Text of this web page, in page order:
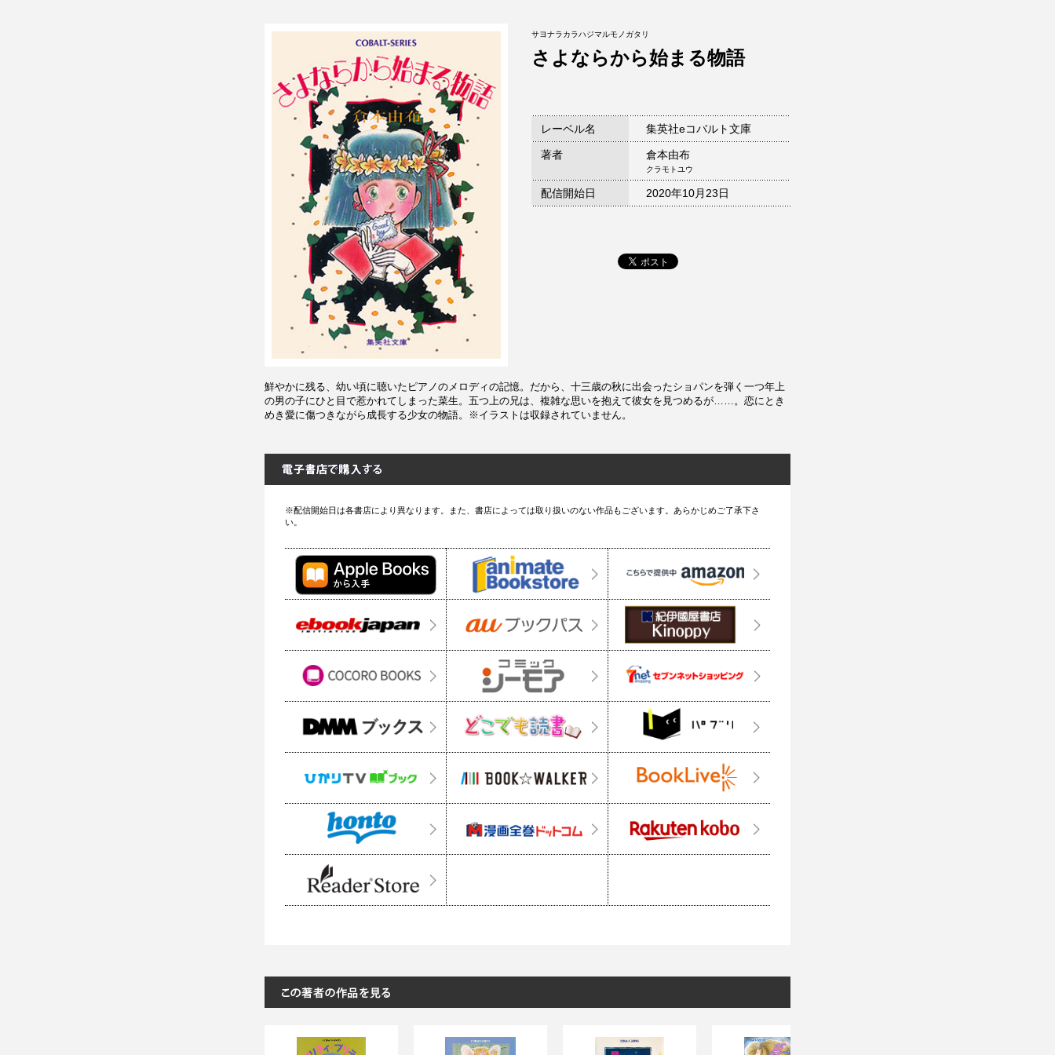
サヨナラカラハジマルモノガタリ
さよならから始まる物語
レーベル名 集英社eコバルト文庫
著者 倉本由布
クラモトユウ
配信開始日 2020年10月23日
鮮やかに残る、幼い頃に聴いたピアノのメロディの記憶。だから、十三歳の秋に出会ったショパンを弾く一つ年上
の男の子にひと目で惹かれてしまった菜生。五つ上の兄は、複雑な思いを抱えて彼女を見つめるが……。恋にとき
めき愛に傷つきながら成長する少女の物語。※イラストは収録されていません。
※配信開始日は各書店により異なります。また、書店によっては取り扱いのない作品もございます。あらかじめご了承下さ
い。